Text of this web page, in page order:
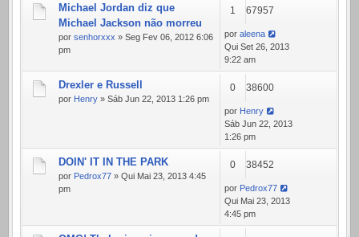
Michael Jordan diz que
Michael Jackson não morreu
por senhorxxx » Seg Fev 06, 2012 6:06
pm
1 67957
por aleena
Qui Set 26, 2013
9:22 am
Drexler e Russell
por Henry » Sáb Jun 22, 2013 1:26 pm
0 38600
por Henry
Sáb Jun 22, 2013
1:26 pm
DOIN' IT IN THE PARK
por Pedrox77 » Qui Mai 23, 2013 4:45
pm
0 38452
por Pedrox77
Qui Mai 23, 2013
4:45 pm